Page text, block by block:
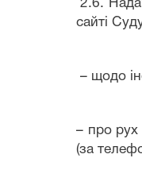
2.6.
сайті
– щодо
– про рух
(за